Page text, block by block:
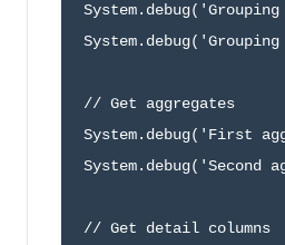
// Get aggregates
System.debug('First
// Get detail columns